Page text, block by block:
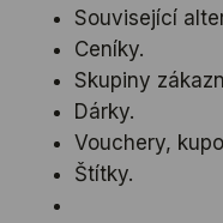
Související
Ceníky.
Skupiny
Dárky.
Vouchery,
Štítky.